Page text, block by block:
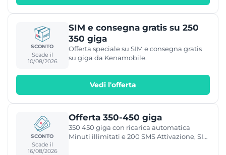
SCONTO
Scade il
10/08/2026
SIM e consegna gratis su 250
350 giga
Offerta speciale su SIM e consegna gratis
su giga da Kenamobile.
Vedi l'offerta
SCONTO
Scade il
16/08/2026
Offerta 350-450 giga
350 450 giga con ricarica automatica
Minuti illimitati e 200 SMS Attivazione, SIM